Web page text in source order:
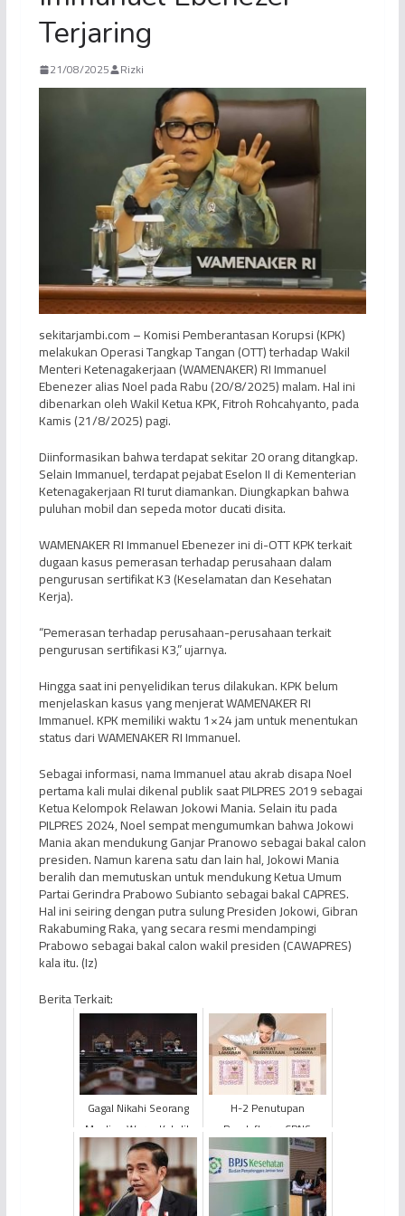
Terjaring
21/08/2025 Rizki
sekitarjambi.com – Komisi Pemberantasan Korupsi (KPK)
melakukan Operasi Tangkap Tangan (OTT) terhadap Wakil
Menteri Ketenagakerjaan (WAMENAKER) RI Immanuel
Ebenezer alias Noel pada Rabu (20/8/2025) malam. Hal ini
dibenarkan oleh Wakil Ketua KPK, Fitroh Rohcahyanto, pada
Kamis (21/8/2025) pagi.
Diinformasikan bahwa terdapat sekitar 20 orang ditangkap.
Selain Immanuel, terdapat pejabat Eselon II di Kementerian
Ketenagakerjaan RI turut diamankan. Diungkapkan bahwa
puluhan mobil dan sepeda motor ducati disita.
WAMENAKER RI Immanuel Ebenezer ini di-OTT KPK terkait
dugaan kasus pemerasan terhadap perusahaan dalam
pengurusan sertifikat K3 (Keselamatan dan Kesehatan
Kerja).
“Pemerasan terhadap perusahaan-perusahaan terkait
pengurusan sertifikasi K3,” ujarnya.
Hingga saat ini penyelidikan terus dilakukan. KPK belum
menjelaskan kasus yang menjerat WAMENAKER RI
Immanuel. KPK memiliki waktu 1×24 jam untuk menentukan
status dari WAMENAKER RI Immanuel.
Sebagai informasi, nama Immanuel atau akrab disapa Noel
pertama kali mulai dikenal publik saat PILPRES 2019 sebagai
Ketua Kelompok Relawan Jokowi Mania. Selain itu pada
PILPRES 2024, Noel sempat mengumumkan bahwa Jokowi
Mania akan mendukung Ganjar Pranowo sebagai bakal calon
presiden. Namun karena satu dan lain hal, Jokowi Mania
beralih dan memutuskan untuk mendukung Ketua Umum
Partai Gerindra Prabowo Subianto sebagai bakal CAPRES.
Hal ini seiring dengan putra sulung Presiden Jokowi, Gibran
Rakabuming Raka, yang secara resmi mendampingi
Prabowo sebagai bakal calon wakil presiden (CAWAPRES)
kala itu. (Iz)
Berita Terkait:
Gagal Nikahi Seorang
Muslim, Warga Katolik
Gugat UU Perkawinan
ke MK
H-2 Penutupan
Pendaftaran CPNS
2024, Situs Resmi e-
Meterai Gangguan
Hingga Stok Koson...